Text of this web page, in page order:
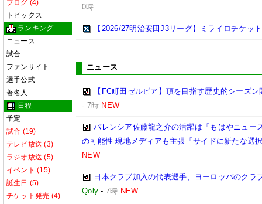
ブログ (4)
トピックス
ランキング
ニュース
試合
ファンサイト
選手公式
著名人
日程
予定
試合 (19)
テレビ放送 (3)
ラジオ放送 (5)
イベント (15)
誕生日 (5)
チケット発売 (4)
0時
【2026/27明治安田J3リーグ】ミライロチケッ
ニュース
【FC町田ゼルビア】頂を目指す歴史的シーズ
- 7時 NEW
バレンシア佐藤龍之介の活躍は「もはやニュー
の可能性 現地メディアも主張「サイドに新たな選
NEW
日本クラブ加入の代表選手、ヨーロッパのク
Qoly - 7時 NEW